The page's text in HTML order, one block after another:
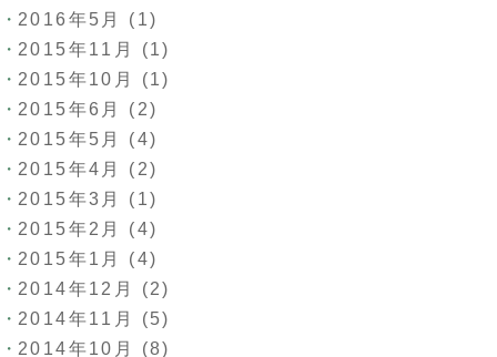
2016年5月
(1)
2015年11月
(1)
2015年10月
(1)
2015年6月
(2)
2015年5月
(4)
2015年4月
(2)
2015年3月
(1)
2015年2月
(4)
2015年1月
(4)
2014年12月
(2)
2014年11月
(5)
2014年10月
(8)